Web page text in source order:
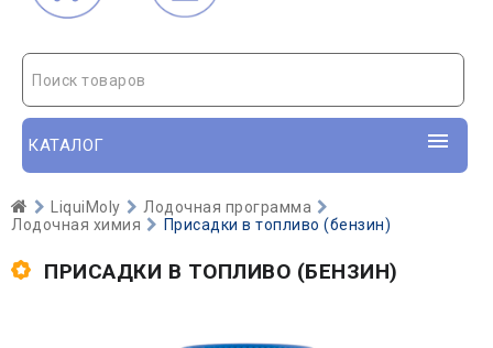
Поиск товаров
КАТАЛОГ
LiquiMoly
Лодочная программа
Лодочная химия
Присадки в топливо (бензин)
ПРИСАДКИ В ТОПЛИВО (БЕНЗИН)